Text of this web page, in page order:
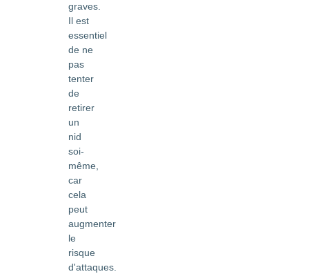
graves.
Il est
essentiel
de ne
pas
tenter
de
retirer
un
nid
soi-
même,
car
cela
peut
augmenter
le
risque
d'attaques.